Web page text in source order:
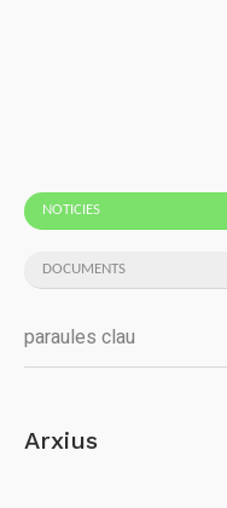
NOTICIES
DOCUMENTS
Arxius